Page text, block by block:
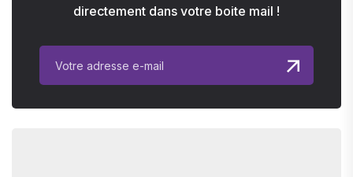
directement dans votre boite mail !